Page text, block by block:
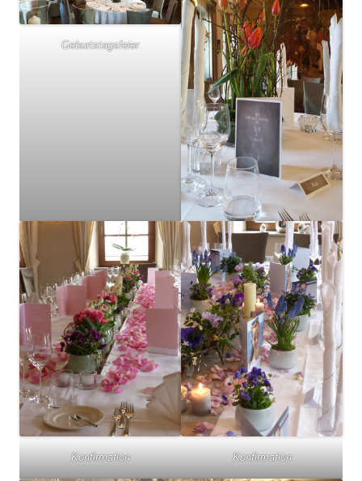
Geburtstagsfeier
Konfirmation Konfirmation